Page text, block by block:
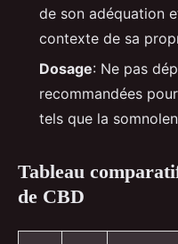
de son adéquation
contexte de sa
Dosage: Ne pas
recommandées
tels que la
Tableau
de CBD